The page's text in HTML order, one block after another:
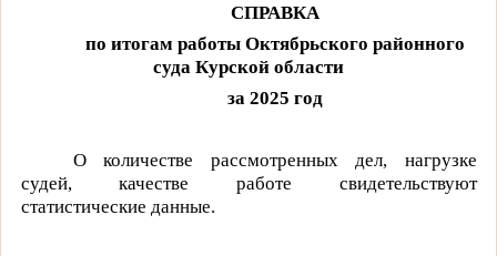
СПРАВКА
по итогам работы Октябрьского районного
суда Курской области
за 2025 год
О количестве рассмотренных дел, нагрузке
судей, качестве работе свидетельствуют
статистические данные.